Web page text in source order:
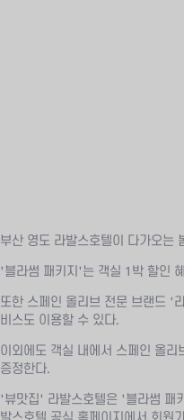
부산 영도 라발스호텔이 다가오는
'블라썸 패키지'는 객실 1박 할인
또한 스페인 올리브 전문 브랜드 '
비스도 이용할 수 있다.
이외에도 객실 내에서 스페인 올
증정한다.
'뷰맛집' 라발스호텔은 '블라썸 패